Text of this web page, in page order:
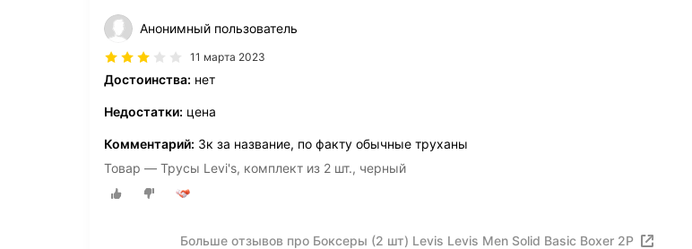
Анонимный пользователь
11 марта 2023
Достоинства: нет
Недостатки: цена
Комментарий: 3к за название, по факту обычные труханы
Товар — Трусы Levi's, комплект из 2 шт., черный
Больше отзывов про Боксеры (2 шт) Levis Levis Men Solid Basic Boxer 2P